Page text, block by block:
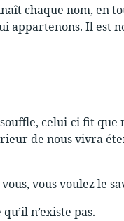
chaque nom, en
appartenons. Il est
celui-ci fit que
de nous vivra
vous voulez le
n’existe pas.